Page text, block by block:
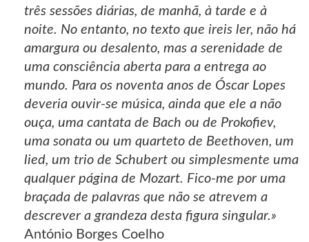
três sessões diárias, de manhã, à tarde e à
noite. No entanto, no texto que ireis ler, não há
amargura ou desalento, mas a serenidade de
uma consciência aberta para a entrega ao
mundo. Para os noventa anos de Óscar Lopes
deveria ouvir-se música, ainda que ele a não
ouça, uma cantata de Bach ou de Prokofiev,
uma sonata ou um quarteto de Beethoven, um
lied, um trio de Schubert ou simplesmente uma
qualquer página de Mozart. Fico-me por uma
braçada de palavras que não se atrevem a
descrever a grandeza desta figura singular.»
António Borges Coelho